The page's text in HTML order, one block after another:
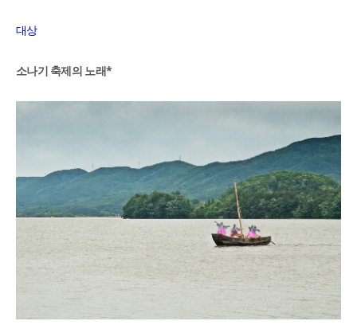
대상
소나기 축제의 노래*